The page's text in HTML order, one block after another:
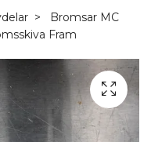
Bromsar MC
Fram